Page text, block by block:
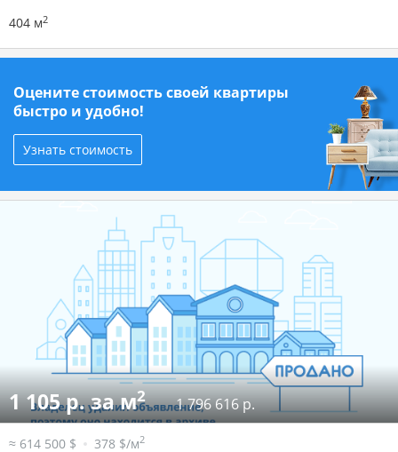
404 м2
Оцените стоимость своей квартиры
быстро и удобно!
Узнать стоимость
1 105 р. за м2 1 796 616 р.
≈ 614 500 $ 378 $/м2